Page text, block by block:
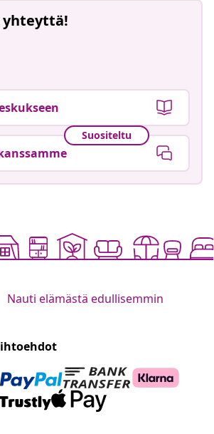
yhteyttä!
Suositeltu
Nauti elämästä edullisemmin